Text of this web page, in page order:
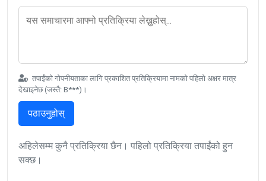
तपाईंको गोपनीयताका लागि प्रकाशित प्रतिक्रियामा नामको पहिलो अक्षर मात्र
देखाइनेछ (जस्तै: B***)।
पठाउनुहोस्
अहिलेसम्म कुनै प्रतिक्रिया छैन। पहिलो प्रतिक्रिया तपाईंको हुन
सक्छ।